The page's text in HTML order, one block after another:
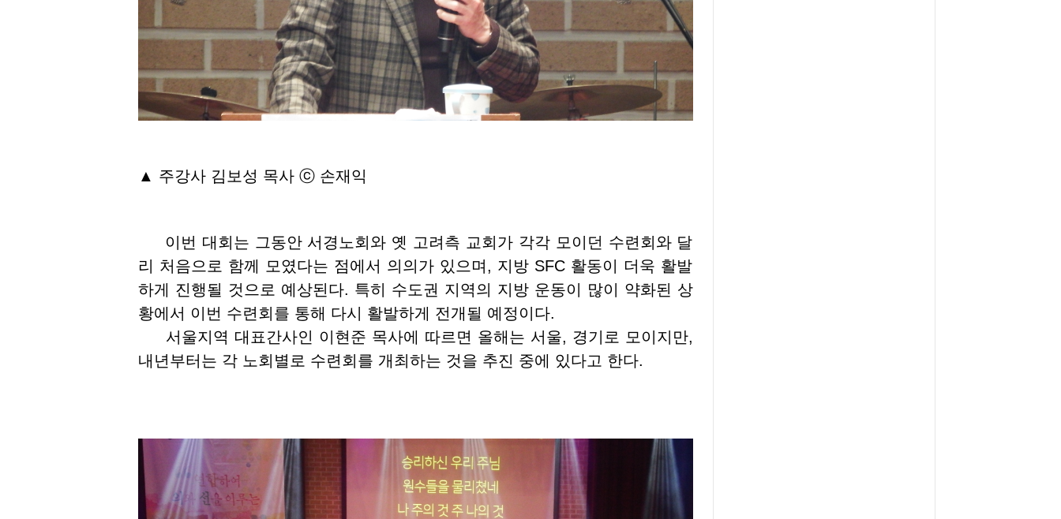
▲ 주강사 김보성 목사 ⓒ 손재익
이번 대회는 그동안 서경노회와 옛 고려측 교회가 각각 모이던 수련회와 달
리 처음으로 함께 모였다는 점에서 의의가 있으며, 지방 SFC 활동이 더욱 활발
하게 진행될 것으로 예상된다. 특히 수도권 지역의 지방 운동이 많이 약화된 상
황에서 이번 수련회를 통해 다시 활발하게 전개될 예정이다.
서울지역 대표간사인 이현준 목사에 따르면 올해는 서울, 경기로 모이지만,
내년부터는 각 노회별로 수련회를 개최하는 것을 추진 중에 있다고 한다.